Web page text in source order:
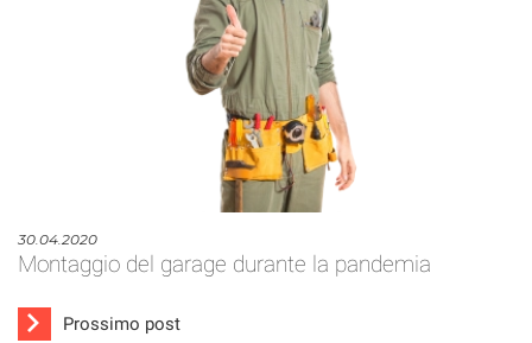
30.04.2020
Montaggio del garage durante la pandemia
Prossimo post